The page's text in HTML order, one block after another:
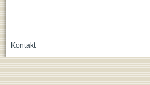
Kontakt